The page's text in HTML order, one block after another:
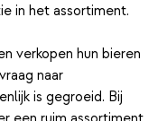
in het assortiment.
verkopen hun bieren
naar
is gegroeid. Bij